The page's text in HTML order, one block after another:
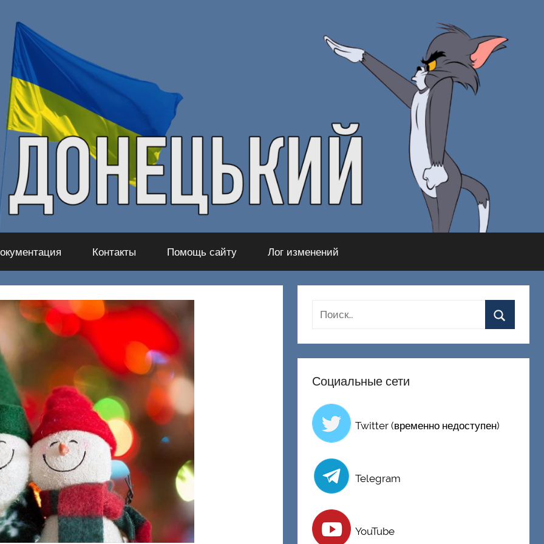
Контакты Помощь сайту Лог изменений
Социальные сети
Twitter (временно недоступен)
Telegram
YouTube